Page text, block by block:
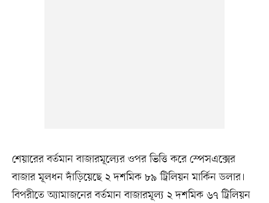
শেয়ারের বর্তমান বাজারমূল্যের ওপর ভিত্তি করে স্পেসএক্সের
বাজার মূলধন দাঁড়িয়েছে ২ দশমিক ৮৯ ট্রিলিয়ন মার্কিন ডলার।
বিপরীতে অ্যামাজনের বর্তমান বাজারমূল্য ২ দশমিক ৬৭ ট্রিলিয়ন